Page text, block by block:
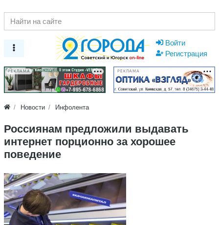
Войти
Регистрация
РЕКЛАМА РЕКЛАМА
Новости Инфолента
Россиянам предложили выдавать
интернет порционно за хорошее
поведение